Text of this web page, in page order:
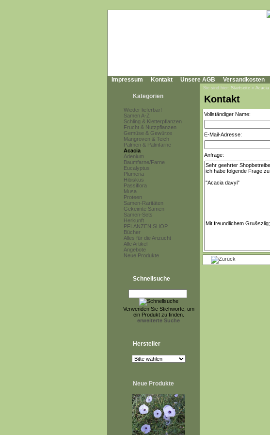
Impressum Kontakt Unsere AGB Versandkosten
Kategorien
Wieder lieferbar!
Samen A-Z
Schling & Kletterpflanzen
Frucht & Nutzpflanzen
Gemüse & Gewürze
Mangroven & Teich
Palmen & Palmfarne
Acacia
Adenium
Baumfarne/Farne
Eucalyptus
Plumeria
Hibiskus
Passiflora
Musa
Proteen
Samen-Raritäten
Gekeimte Samen
Samen-Sets
Herkunft
PFLANZEN SHOP
Bücher
Alles für die Anzucht
Alle Artikel
Angebote
Neue Produkte
Schnellsuche
Verwenden Sie Stichworte, um
ein Produkt zu finden.
erweiterte Suche
Hersteller
Neue Produkte
Sie sind hier: Startseite » Acacia
Kontakt
Vollständiger Name:
E-Mail-Adresse:
Anfrage: